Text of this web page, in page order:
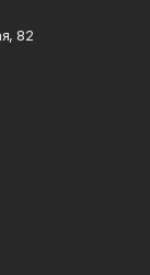
82